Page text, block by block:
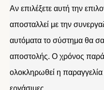
Αν επιλέξετε αυτή την
αποσταλλεί με την
αυτόματα το σύστημα θα
αποστολής. Ο χρόνος
ολοκληρωθεί η παραγγελία
εργάσιμες.